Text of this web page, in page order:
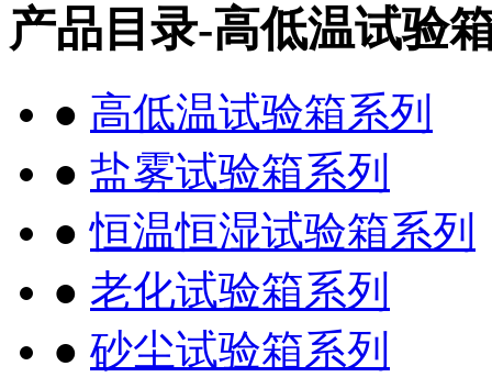
产品目录-高低温试验
● 高低温试验箱系列
● 盐雾试验箱系列
●恒温恒湿试验箱系列
● 老化试验箱系列
● 砂尘试验箱系列